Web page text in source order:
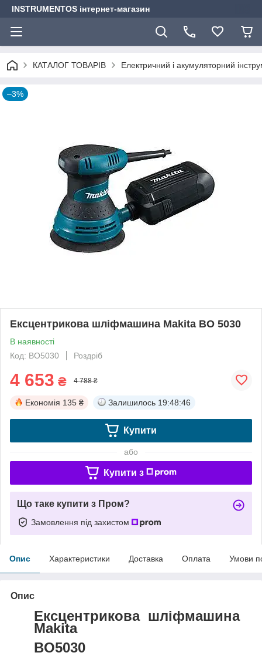
INSTRUMENTOS інтернет-магазин
КАТАЛОГ ТОВАРІВ Електричний і акумуляторний
–3%
Ексцентрикова шліфмашина Makita BO 5030
В наявності
Код: BO5030
Роздріб
4 653 ₴ 4 788 ₴
Економія 135 ₴ Залишилось 19:48:46
Купити
або
Купити з
Що таке купити з Пром?
Замовлення під захистом
Опис Характеристики Доставка Оплата Умови
Опис
Ексцентрикова шліфмашина
Makita
BO5030